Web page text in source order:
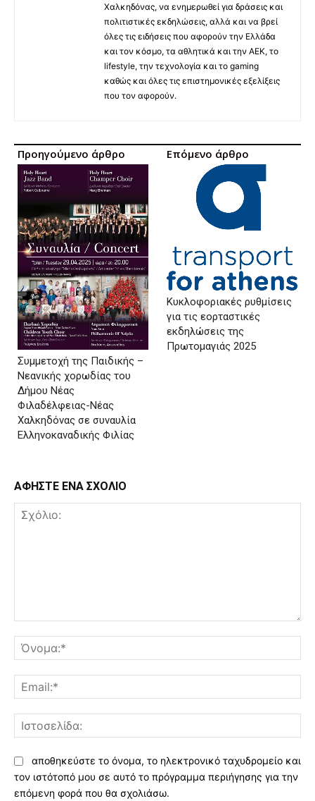
Χαλκηδόνας, να ενημερωθεί για δράσεις και
πολιτιστικές εκδηλώσεις, αλλά και να βρεί
όλες τις ειδήσεις που αφορούν την Ελλάδα
και τον κόσμο, τα αθλητικά και την ΑΕΚ, το
lifestyle, την τεχνολογία και το gaming
καθώς και όλες τις επιστημονικές εξελίξεις
που τον αφορούν.
Προηγούμενο άρθρο
Συμμετοχή της Παιδικής –
Νεανικής χορωδίας του
Δήμου Νέας
Φιλαδέλφειας-Νέας
Χαλκηδόνας σε συναυλία
Ελληνοκαναδικής Φιλίας
Επόμενο άρθρο
Κυκλοφοριακές ρυθμίσεις
για τις εορταστικές
εκδηλώσεις της
Πρωτομαγιάς 2025
ΑΦΗΣΤΕ ΕΝΑ ΣΧΟΛΙΟ
αποθηκεύστε το όνομα, το ηλεκτρονικό ταχυδρομείο και
τον ιστότοπό μου σε αυτό το πρόγραμμα περιήγησης για την
επόμενη φορά που θα σχολιάσω.